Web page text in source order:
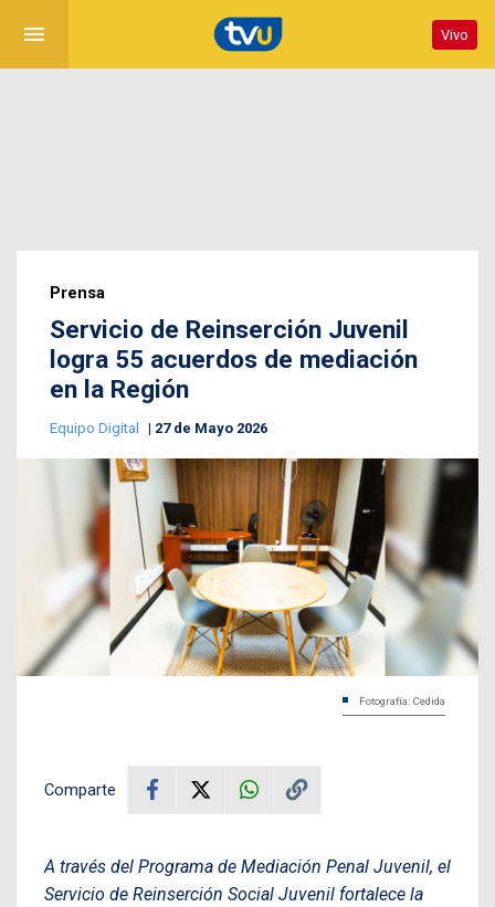
menu Vivo
Prensa
Servicio de Reinserción Juvenil
logra 55 acuerdos de mediación
en la Región
Equipo Digital 27 de Mayo 2026
Fotografía: Cedida
Comparte
A través del Programa de Mediación Penal Juvenil, el
Servicio de Reinserción Social Juvenil fortalece la